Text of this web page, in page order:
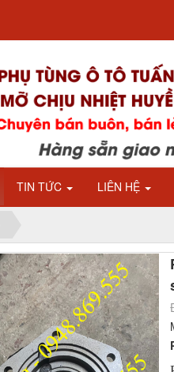
TIN TỨC LIÊN HỆ